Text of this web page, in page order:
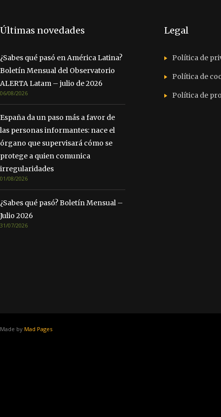
Últimas novedades
¿Sabes qué pasó en América Latina?
Boletín Mensual del Observatorio
ALERTA Latam – julio de 2026
06/08/2026
España da un paso más a favor de
las personas informantes: nace el
órgano que supervisará cómo se
protege a quien comunica
irregularidades
01/08/2026
¿Sabes qué pasó? Boletín Mensual –
Julio 2026
31/07/2026
Legal
Política de
Política de
Política de
Made by Mad Pages